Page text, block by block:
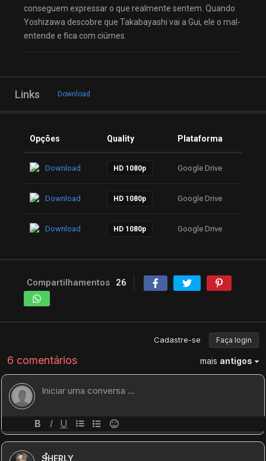
conseguem expressar o que realmente sentem. Quando
Yoshizawa descobre que Takabayashi vai a Gui, ele o mal-
entende e fica com ciúmes.
Links Download
Opções Quality Plataforma
Download HD 1080p Google Drive
Download HD 1080p Google Drive
Download HD 1080p Google Drive
Compartilhamentos 26